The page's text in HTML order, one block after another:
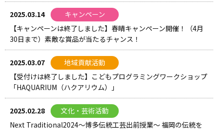
2025.03.14
キャンペーン
【キャンペーンは終了しました】春晴キャンペーン開催！（4月
30日まで）素敵な賞品が当たるチャンス！
2025.03.07
地域貢献活動
【受付けは終了しました】こどもプログラミングワークショップ
「HAQUARIUM（ハクアリウム）」
2025.02.28
文化・芸術活動
Next Traditional2024～博多伝統工芸出前授業～ 福岡の伝統を